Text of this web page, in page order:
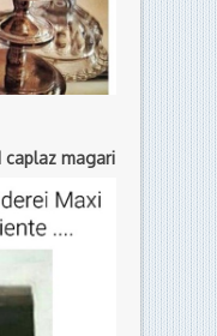
caplaz magari